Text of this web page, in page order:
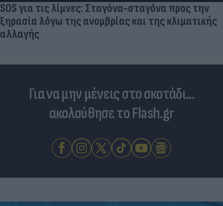
SOS για τις λίμνες: Σταγόνα-σταγόνα προς την
ξηρασία λόγω της ανομβρίας και της κλιματικής
αλλαγής
Για να μην μένεις στο σκοτάδι...
ακολούθησε το Flash.gr